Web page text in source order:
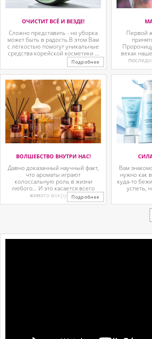
ОЧИСТИТ ВСЁ И ВЕЗДЕ!
Сложно представить - но уборка
может быть в радость.В этом Вам
с лёгкостью помогут уникальные
средства корейской косметики ...
Подробнее
Первой
веках
ВОЛШЕБСТВО ВНУТРИ НАС!
Давно доказанный научный факт,
что ароматы играют
колоссальную роль в жизни
любого… И это касается всего
живого вокруг. ...Подробнее
Вам
нужно как
куда-то
успеть,